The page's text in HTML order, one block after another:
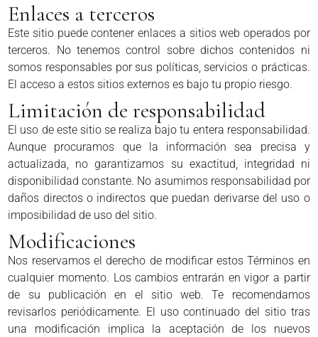
Enlaces a terceros
Este sitio puede contener enlaces a sitios web operados por
terceros. No tenemos control sobre dichos contenidos ni
somos responsables por sus políticas, servicios o prácticas.
El acceso a estos sitios externos es bajo tu propio riesgo.
Limitación de responsabilidad
El uso de este sitio se realiza bajo tu entera responsabilidad.
Aunque procuramos que la información sea precisa y
actualizada, no garantizamos su exactitud, integridad ni
disponibilidad constante. No asumimos responsabilidad por
daños directos o indirectos que puedan derivarse del uso o
imposibilidad de uso del sitio.
Modificaciones
Nos reservamos el derecho de modificar estos Términos en
cualquier momento. Los cambios entrarán en vigor a partir
de su publicación en el sitio web. Te recomendamos
revisarlos periódicamente. El uso continuado del sitio tras
una modificación implica la aceptación de los nuevos